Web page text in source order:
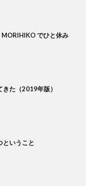
でひと休み
た（2019年版）
ということ